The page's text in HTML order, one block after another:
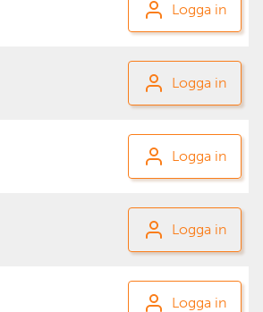
Logga in
Logga in
Logga in
Logga in
Logga in